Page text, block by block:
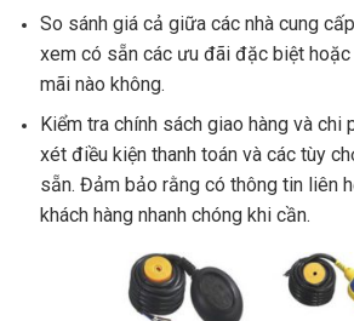
So sánh giá cả giữa các nhà cung
xem có sẵn các ưu đãi đặc biệt
mãi nào không.
Kiểm tra chính sách giao hàng và chi
xét điều kiện thanh toán và các tùy
sẵn. Đảm bảo rằng có thông tin liên
khách hàng nhanh chóng khi cần.